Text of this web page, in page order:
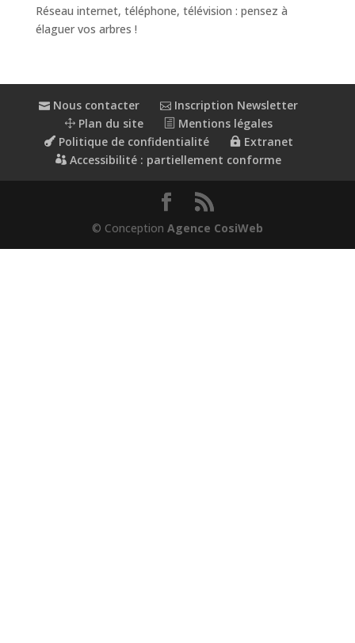
Réseau internet, téléphone, télévision : pensez à
élaguer vos arbres !
Nous contacter
Inscription Newsletter
Plan du site
Mentions légales
Politique de confidentialité
Extranet
Accessibilité : partiellement conforme
© Conception Agence CosiWeb